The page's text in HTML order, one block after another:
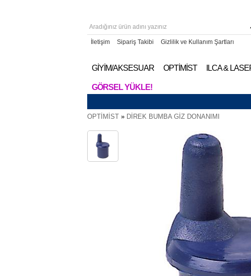
İletişim Sipariş Takibi Gizlilik ve Kullanım Şartları
GİYİM/AKSESUAR OPTİMİST ILCA &
GÖRSEL YÜKLE!
OPTİMİST» DİREK BUMBA GİZ DONANIMI